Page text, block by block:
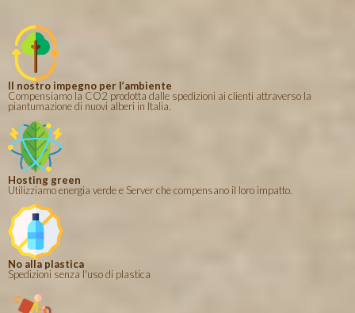
Il nostro impegno per l’ambiente
Compensiamo la CO2 prodotta dalle spedizioni ai clienti attraverso la
piantumazione di nuovi alberi in Italia.
Hosting green
Utilizziamo energia verde e Server che compensano il loro impatto.
No alla plastica
Spedizioni senza l'uso di plastica